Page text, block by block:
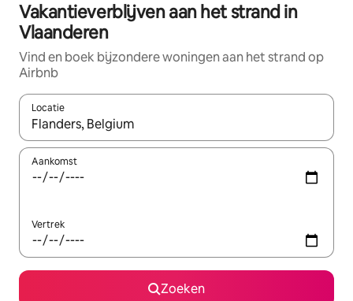
Vakantieverblijven aan het strand in
Vlaanderen
Vind en boek bijzondere woningen aan het strand op
Airbnb
Locatie
Wanneer er resultaten beschikbaar zijn, maak je een keuze
Aankomst
Vertrek
Zoeken